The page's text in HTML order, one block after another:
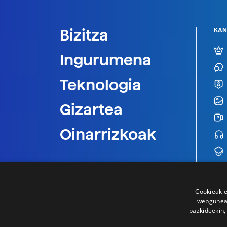
Bizitza
Ingurumena
Teknologia
Gizartea
Oinarrizkoak
Cookieak